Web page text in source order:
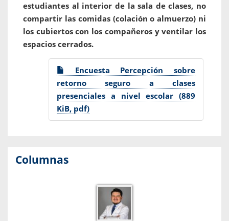
estudiantes al interior de la sala de clases, no
compartir las comidas (colación o almuerzo) ni
los cubiertos con los compañeros y ventilar los
espacios cerrados.
Encuesta Percepción sobre
retorno seguro a clases
presenciales a nivel escolar (889
KiB, pdf)
Columnas